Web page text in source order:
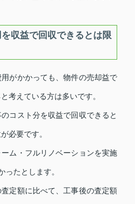
収益で回収できるとは限
がかかっても、物件の売却益で
考えている方は多いです。
コスト分を収益で回収できると
必要です。
ム・フルリノベーションを実施
ったとします。
定額に比べて、工事後の査定額